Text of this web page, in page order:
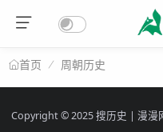
首页 周朝历史
Copyright © 2025 搜历史 | 漫漫